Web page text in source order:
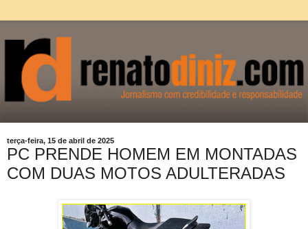
terça-feira, 15 de abril de 2025
PC PRENDE HOMEM EM MONTADAS
COM DUAS MOTOS ADULTERADAS